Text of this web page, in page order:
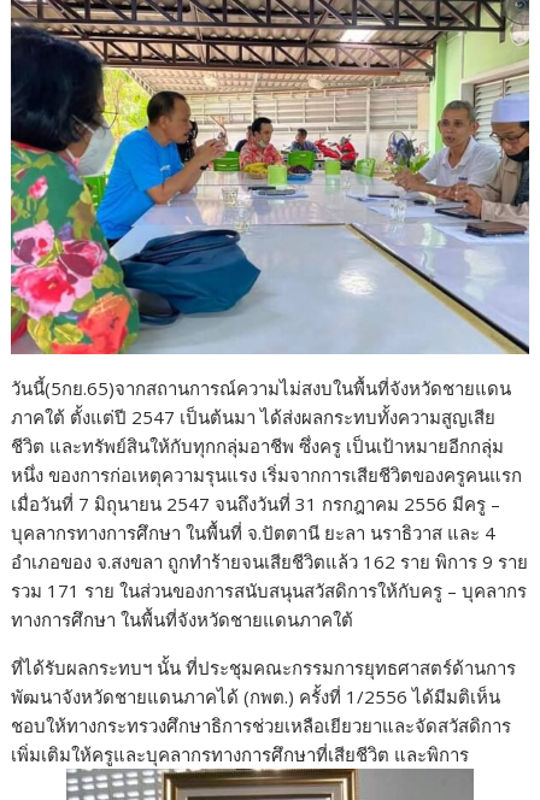
วันนี้(5กย.65)จากสถานการณ์ความไม่สงบในพื้นที่จังหวัดชายแดน
ภาคใต้ ตั้งแต่ปี 2547 เป็นต้นมา ได้ส่งผลกระทบทั้งความสูญเสีย
ชีวิต และทรัพย์สินให้กับทุกกลุ่มอาชีพ ซึ่งครู เป็นเป้าหมายอีกกลุ่ม
หนึ่ง ของการก่อเหตุความรุนแรง เริ่มจากการเสียชีวิตของครูคนแรก
เมื่อวันที่ 7 มิถุนายน 2547 จนถึงวันที่ 31 กรกฎาคม 2556 มีครู –
บุคลากรทางการศึกษา ในพื้นที่ จ.ปัตตานี ยะลา นราธิวาส และ 4
อำเภอของ จ.สงขลา ถูกทำร้ายจนเสียชีวิตแล้ว 162 ราย พิการ 9 ราย
รวม 171 ราย ในส่วนของการสนับสนุนสวัสดิการให้กับครู – บุคลากร
ทางการศึกษา ในพื้นที่จังหวัดชายแดนภาคใต้
ที่ได้รับผลกระทบฯ นั้น ที่ประชุมคณะกรรมการยุทธศาสตร์ด้านการ
พัฒนาจังหวัดชายแดนภาคได้ (กพต.) ครั้งที่ 1/2556 ได้มีมติเห็น
ชอบให้ทางกระทรวงศึกษาธิการช่วยเหลือเยียวยาและจัดสวัสดิการ
เพิ่มเติมให้ครูและบุคลากรทางการศึกษาที่เสียชีวิต และพิการ